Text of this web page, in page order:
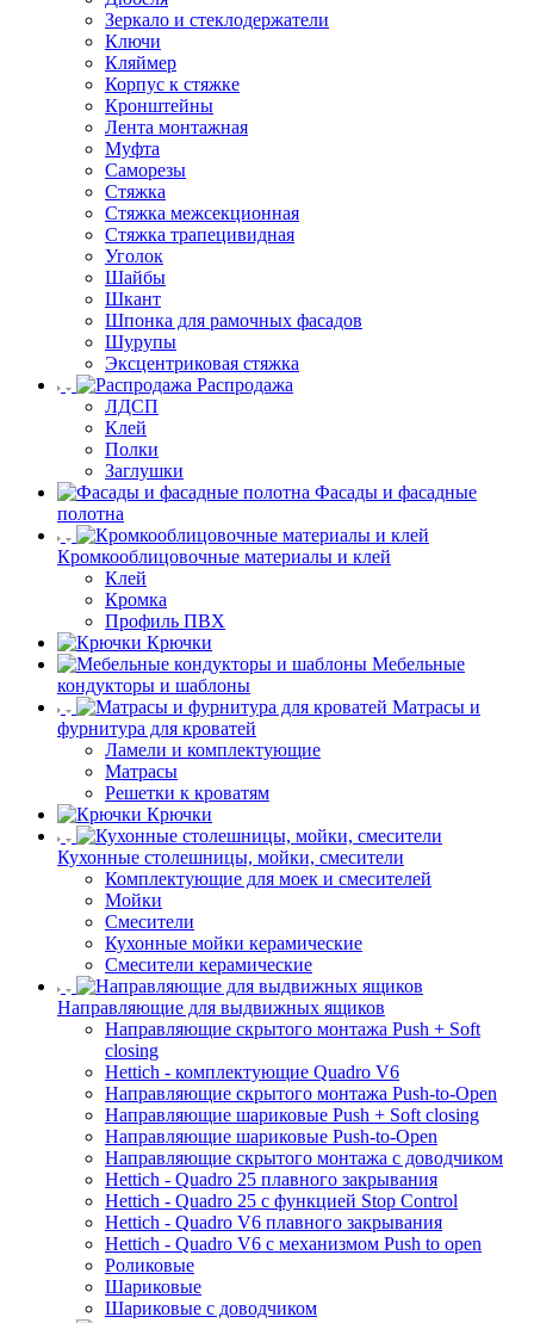
Зеркало и стеклодержатели
Ключи
Кляймер
Корпус к стяжке
Кронштейны
Лента монтажная
Муфта
Саморезы
Стяжка
Стяжка межсекционная
Стяжка трапецивидная
Уголок
Шайбы
Шкант
Шпонка для рамочных фасадов
Шурупы
Эксцентриковая стяжка
Распродажа
ЛДСП
Клей
Полки
Заглушки
Фасады и фасадные
полотна
Кромкооблицовочные материалы и клей
Клей
Кромка
Профиль ПВХ
Крючки
Мебельные
кондукторы и шаблоны
Матрасы и
фурнитура для кроватей
Ламели и комплектующие
Матрасы
Решетки к кроватям
Крючки
Кухонные столешницы, мойки, смесители
Комплектующие для моек и смесителей
Мойки
Смесители
Кухонные мойки керамические
Смесители керамические
Направляющие для выдвижных ящиков
Направляющие скрытого монтажа Push + Soft
closing
Hettich - комплектующие Quadro V6
Направляющие скрытого монтажа Push-to-Open
Направляющие шариковые Push + Soft closing
Направляющие шариковые Push-to-Open
Направляющие скрытого монтажа с доводчиком
Hettich - Quadro 25 плавного закрывания
Hettich - Quadro 25 с функцией Stop Control
Hettich - Quadro V6 плавного закрывания
Hettich - Quadro V6 с механизмом Push to open
Роликовые
Шариковые
Шариковые с доводчиком